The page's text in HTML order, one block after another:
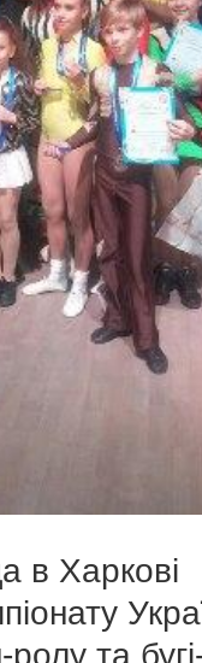
в Харкові
та бугі-